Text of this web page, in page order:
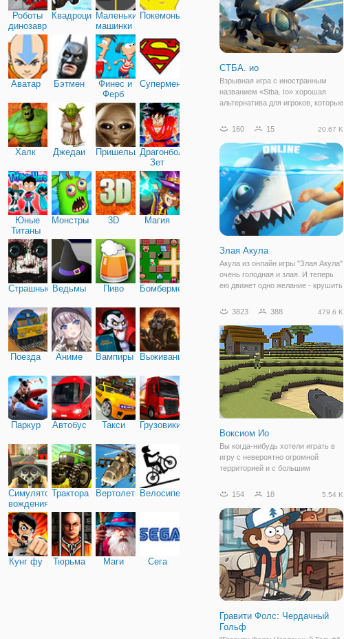
Роботы
динозавры
КвадроциклыМаленькие
машинки
Покемоны
Аватар Бэтмен
Финес и
Ферб
Супермен
Халк Джедаи ПришельцыДрагонболл
Зет
Юные
Титаны
Монстры 3D Магия
Страшные Ведьмы Пиво Бомбермен
Поезда Аниме Вампиры Выживание
Паркур Автобус Такси Грузовики
Симулятор
вождения
Трактора ВертолетыВелосипед
Кунг фу Тюрьма Маги Сега
СТБА. ио
Взрывная игра с иностранным
названием «Stba. Io» хорошая
альтернатива для игроков, которые
соревновательный дух. Здесь вы
истребителями, цель которых –
уничтожать
160 15 20.67 K
Злая Акула
Акула из онлайн игры "Злая Акула"
очень голодная и злая. И теперь
ею движет одно желание - крушить
игре у вас есть такая
проплывать мимо людей,
катающихся на
3823 388 479.6 K
Воксиом Ио
Вы когда-нибудь хотели играть в
игру с невероятно огромной
территорией и с большим
вокруг? Ну, тогда Voxiom IO-это то,
поле боя и переключайтесь между
154 18 5.54 K
Гравити Фолс: Чердачный
Гольф